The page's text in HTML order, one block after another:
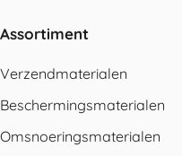
Assortiment
Verzendmaterialen
Beschermingsmaterialen
Omsnoeringsmaterialen